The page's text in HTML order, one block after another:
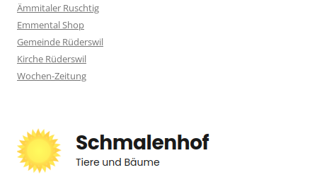
Ämmitaler Ruschtig
Emmental Shop
Gemeinde Rüderswil
Kirche Rüderswil
Wochen-Zeitung